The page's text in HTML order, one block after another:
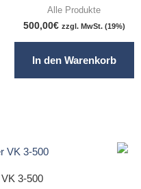
Alle Produkte
500,00€ zzgl. MwSt. (19%)
In den Warenkorb
3-500